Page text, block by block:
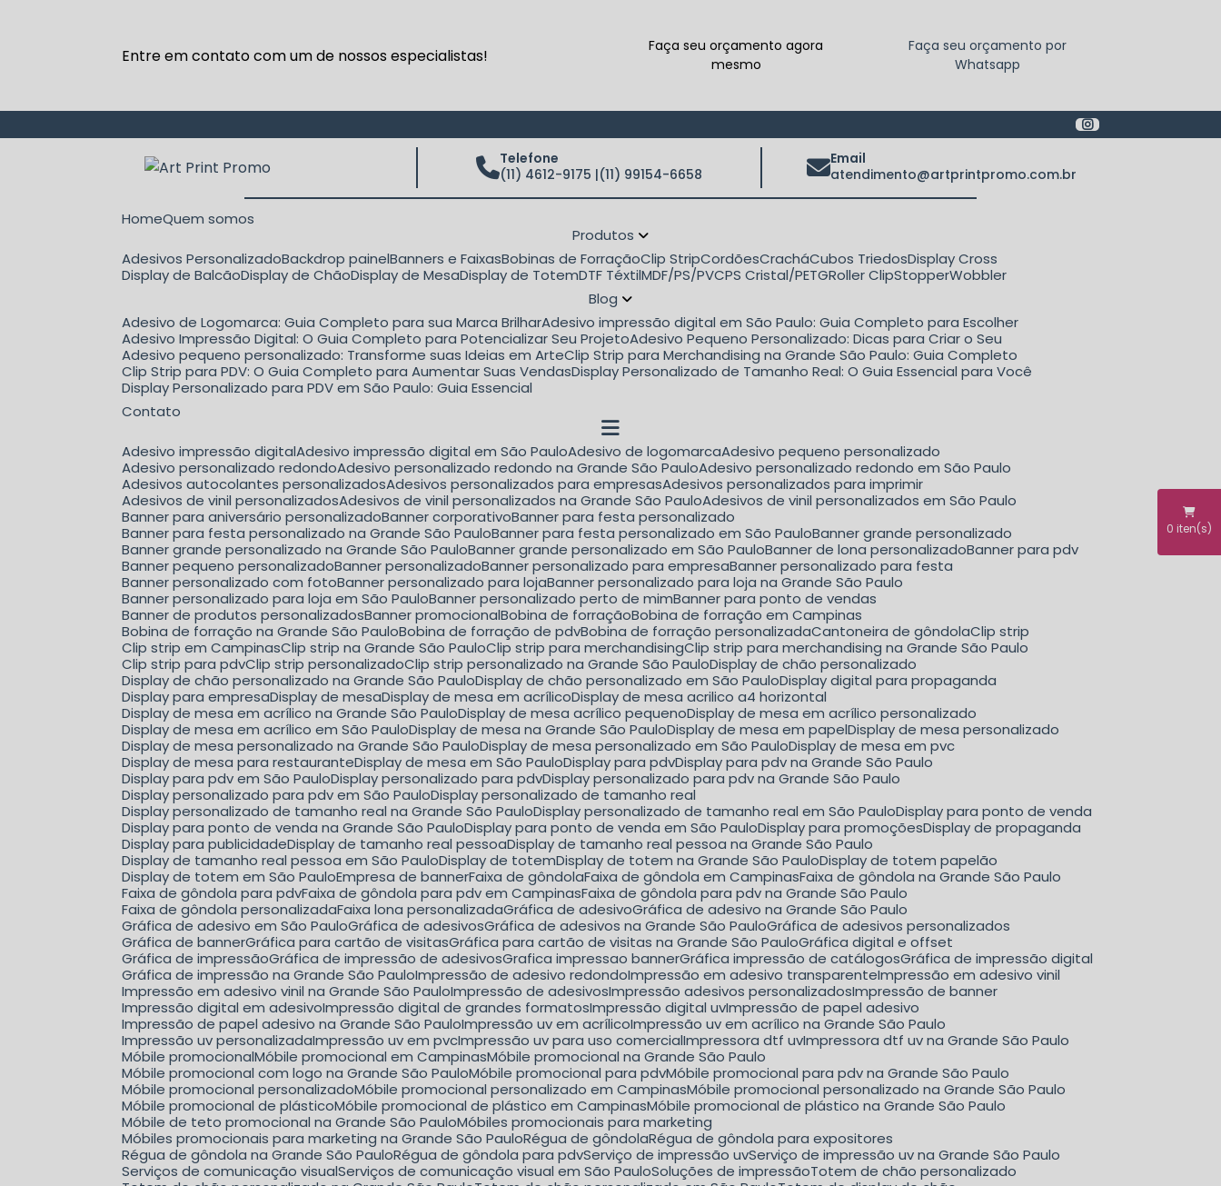
Entre em contato com um de nossos especialistas!
Faça seu orçamento agora
mesmo
Faça seu orçamento por
Whatsapp
Telefone
(11) 4612-9175 |(11) 99154-6658
Email
atendimento@artprintpromo.com.br
Home Quem somos
Produtos
Adesivos Personalizado Backdrop painel Banners e Faixas Bobinas de Forração Clip Strip Cordões Crachá Cubos Triedos Display Cross
Display de Balcão Display de Chão Display de Mesa Display de Totem DTF Téxtil MDF/PS/PVC PS Cristal/PETG Roller Clip Stopper
Wobbler
Blog
Adesivo de Logomarca: Guia Completo para sua Marca Brilhar Adesivo impressão digital em São Paulo: Guia Completo para Escolher
Adesivo Impressão Digital: O Guia Completo para Potencializar Seu Projeto Adesivo Pequeno Personalizado: Dicas para Criar o Seu
Adesivo pequeno personalizado: Transforme suas Ideias em Arte Clip Strip para Merchandising na Grande São Paulo: Guia Completo
Clip Strip para PDV: O Guia Completo para Aumentar Suas Vendas Display Personalizado de Tamanho Real: O Guia Essencial para Você
Display Personalizado para PDV em São Paulo: Guia Essencial
Contato
Adesivo impressão digital Adesivo impressão digital em São Paulo Adesivo de logomarca Adesivo pequeno personalizado
Adesivo personalizado redondo Adesivo personalizado redondo na Grande São Paulo Adesivo personalizado redondo em São Paulo
Adesivos autocolantes personalizados Adesivos personalizados para empresas Adesivos personalizados para imprimir
Adesivos de vinil personalizados Adesivos de vinil personalizados na Grande São Paulo Adesivos de vinil personalizados em São Paulo
Banner para aniversário personalizado Banner corporativo Banner para festa personalizado
Banner para festa personalizado na Grande São Paulo Banner para festa personalizado em São Paulo Banner grande personalizado
Banner grande personalizado na Grande São Paulo Banner grande personalizado em São Paulo Banner de lona personalizado Banner para pdv
Banner pequeno personalizado Banner personalizado Banner personalizado para empresa Banner personalizado para festa
Banner personalizado com foto Banner personalizado para loja Banner personalizado para loja na Grande São Paulo
Banner personalizado para loja em São Paulo Banner personalizado perto de mim Banner para ponto de vendas
Banner de produtos personalizados Banner promocional Bobina de forração Bobina de forração em Campinas
Bobina de forração na Grande São Paulo Bobina de forração de pdv Bobina de forração personalizada Cantoneira de gôndola Clip strip
Clip strip em Campinas Clip strip na Grande São Paulo Clip strip para merchandising Clip strip para merchandising na Grande São Paulo
Clip strip para pdv Clip strip personalizado Clip strip personalizado na Grande São Paulo Display de chão personalizado
Display de chão personalizado na Grande São Paulo Display de chão personalizado em São Paulo Display digital para propaganda
Display para empresa Display de mesa Display de mesa em acrílico Display de mesa acrilico a4 horizontal
Display de mesa em acrílico na Grande São Paulo Display de mesa acrílico pequeno Display de mesa em acrílico personalizado
Display de mesa em acrílico em São Paulo Display de mesa na Grande São Paulo Display de mesa em papel Display de mesa personalizado
Display de mesa personalizado na Grande São Paulo Display de mesa personalizado em São Paulo Display de mesa em pvc
Display de mesa para restaurante Display de mesa em São Paulo Display para pdv Display para pdv na Grande São Paulo
Display para pdv em São Paulo Display personalizado para pdv Display personalizado para pdv na Grande São Paulo
Display personalizado para pdv em São Paulo Display personalizado de tamanho real
Display personalizado de tamanho real na Grande São Paulo Display personalizado de tamanho real em São Paulo Display para ponto de venda
Display para ponto de venda na Grande São Paulo Display para ponto de venda em São Paulo Display para promoções Display de propaganda
Display para publicidade Display de tamanho real pessoa Display de tamanho real pessoa na Grande São Paulo
Display de tamanho real pessoa em São Paulo Display de totem Display de totem na Grande São Paulo Display de totem papelão
Display de totem em São Paulo Empresa de banner Faixa de gôndola Faixa de gôndola em Campinas Faixa de gôndola na Grande São Paulo
Faixa de gôndola para pdv Faixa de gôndola para pdv em Campinas Faixa de gôndola para pdv na Grande São Paulo
Faixa de gôndola personalizada Faixa lona personalizada Gráfica de adesivo Gráfica de adesivo na Grande São Paulo
Gráfica de adesivo em São Paulo Gráfica de adesivos Gráfica de adesivos na Grande São Paulo Gráfica de adesivos personalizados
Gráfica de banner Gráfica para cartão de visitas Gráfica para cartão de visitas na Grande São Paulo Gráfica digital e offset
Gráfica de impressão Gráfica de impressão de adesivos Grafica impressao banner Gráfica impressão de catálogos Gráfica de impressão digital
Gráfica de impressão na Grande São PauloImpressão de adesivo redondoImpressão em adesivo transparenteImpressão em adesivo vinil
Impressão em adesivo vinil na Grande São PauloImpressão de adesivosImpressão adesivos personalizadosImpressão de banner
Impressão digital em adesivoImpressão digital de grandes formatosImpressão digital uvImpressão de papel adesivo
Impressão de papel adesivo na Grande São PauloImpressão uv em acrílicoImpressão uv em acrílico na Grande São Paulo
Impressão uv personalizadaImpressão uv em pvcImpressão uv para uso comercialImpressora dtf uvImpressora dtf uv na Grande São Paulo
Móbile promocional Móbile promocional em Campinas Móbile promocional na Grande São Paulo
Móbile promocional com logo na Grande São Paulo Móbile promocional para pdv Móbile promocional para pdv na Grande São Paulo
Móbile promocional personalizado Móbile promocional personalizado em Campinas Móbile promocional personalizado na Grande São Paulo
Móbile promocional de plástico Móbile promocional de plástico em Campinas Móbile promocional de plástico na Grande São Paulo
Móbile de teto promocional na Grande São Paulo Móbiles promocionais para marketing
Móbiles promocionais para marketing na Grande São Paulo Régua de gôndola Régua de gôndola para expositores
Régua de gôndola na Grande São Paulo Régua de gôndola para pdv Serviço de impressão uv Serviço de impressão uv na Grande São Paulo
Serviços de comunicação visual Serviços de comunicação visual em São Paulo Soluções de impressão Totem de chão personalizado
0 iten(s)